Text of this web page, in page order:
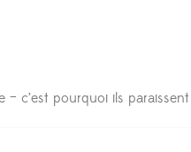
c’est pourquoi ils